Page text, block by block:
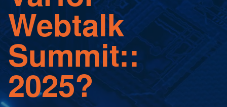
Webtalk
Summit::
2025?